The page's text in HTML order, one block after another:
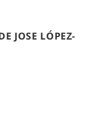
JOSE LÓPEZ-